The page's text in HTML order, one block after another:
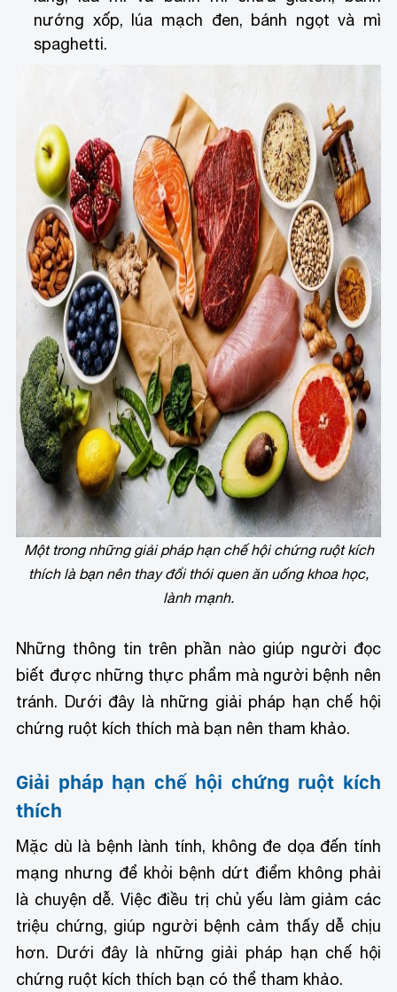
nướng xốp, lúa mạch đen, bánh ngọt và mì
spaghetti.
Một trong những giải pháp hạn chế hội chứng ruột kích
thích là bạn nên thay đổi thói quen ăn uống khoa học,
lành mạnh.
Những thông tin trên phần nào giúp người đọc
biết được những thực phẩm mà người bệnh nên
tránh. Dưới đây là những giải pháp hạn chế hội
chứng ruột kích thích mà bạn nên tham khảo.
Giải pháp hạn chế hội chứng ruột kích
thích
Mặc dù là bệnh lành tính, không đe dọa đến tính
mạng nhưng để khỏi bệnh dứt điểm không phải
là chuyện dễ. Việc điều trị chủ yếu làm giảm các
triệu chứng, giúp người bệnh cảm thấy dễ chịu
hơn. Dưới đây là những giải pháp hạn chế hội
chứng ruột kích thích bạn có thể tham khảo.